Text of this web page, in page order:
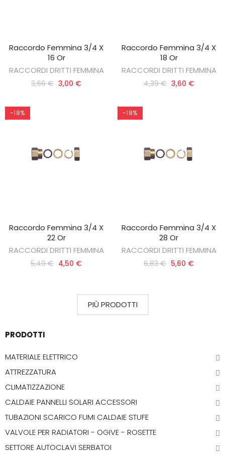
AGGIUNGI AL CARRELLO
Raccordo Femmina 3/4 X
16 Or
RACCORDI DRITTI FEMMINA
3,66 € 3,00 €
AGGIUNGI AL CARRELLO
Raccordo Femmina 3/4 X
18 Or
RACCORDI DRITTI FEMMINA
4,39 € 3,60 €
-18%
AGGIUNGI AL CARRELLO
Raccordo Femmina 3/4 X
22 Or
RACCORDI DRITTI FEMMINA
5,49 € 4,50 €
-18%
AGGIUNGI AL CARRELLO
Raccordo Femmina 3/4 X
28 Or
RACCORDI DRITTI FEMMINA
6,83 € 5,60 €
PIÙ PRODOTTI
PRODOTTI
MATERIALE ELETTRICO
ATTREZZATURA
CLIMATIZZAZIONE
CALDAIE PANNELLI SOLARI ACCESSORI
TUBAZIONI SCARICO FUMI CALDAIE STUFE
VALVOLE PER RADIATORI - OGIVE - ROSETTE
SETTORE AUTOCLAVI SERBATOI